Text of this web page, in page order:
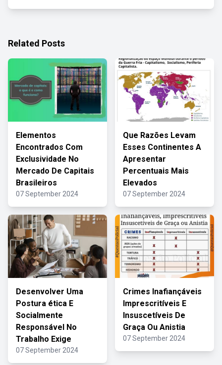
Related Posts
Elementos
Encontrados Com
Exclusividade No
Mercado De Capitais
Brasileiros
07 September 2024
Que Razões Levam
Esses Continentes A
Apresentar
Percentuais Mais
Elevados
07 September 2024
Desenvolver Uma
Postura ética E
Socialmente
Responsável No
Trabalho Exige
07 September 2024
Crimes Inafiançáveis
Imprescritíveis E
Insuscetíveis De
Graça Ou Anistia
07 September 2024